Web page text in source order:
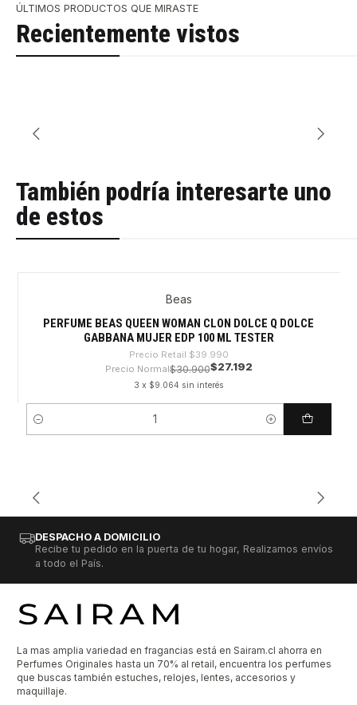
ÚLTIMOS PRODUCTOS QUE MIRASTE
Recientemente vistos
También podría interesarte uno
de estos
Beas
PERFUME BEAS QUEEN WOMAN CLON DOLCE Q DOLCE
GABBANA MUJER EDP 100 ML TESTER
Precio Retail $39.990
Precio Normal$30.900$27.192
3 x $9.064 sin interés
Cantidad
DESPACHO A DOMICILIO
Recibe tu pedido en la puerta de tu hogar, Realizamos envíos
a todo el País.
La mas amplia variedad en fragancias está en Sairam.cl ahorra en
Perfumes Originales hasta un 70% al retail, encuentra los perfumes
que buscas también estuches, relojes, lentes, accesorios y
maquillaje.